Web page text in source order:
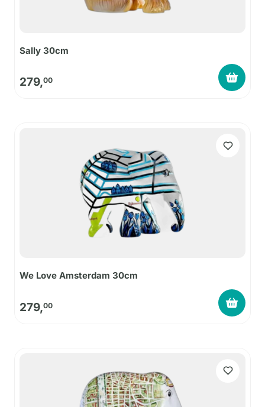
Sally 30cm
279,00
We Love Amsterdam 30cm
279,00